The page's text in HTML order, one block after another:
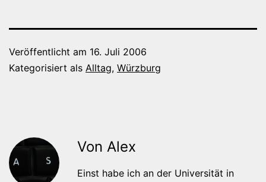
Veröffentlicht am 16. Juli 2006
Kategorisiert als Alltag, Würzburg
Von Alex
Einst habe ich an der Universität in